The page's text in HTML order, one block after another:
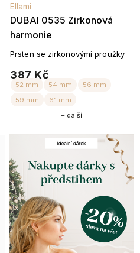
DUBAI 0535 Zirkonová
harmonie
Ellami
387 Kč
Prsten se zirkonovými proužky
+ další